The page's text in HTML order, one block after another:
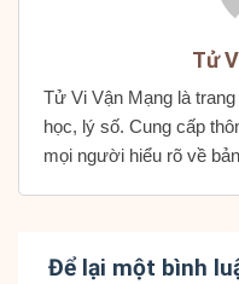
Tử
Tử Vi Vận Mạng là
học, lý số. Cung cấp
mọi người hiểu rõ về
Để lại một bình